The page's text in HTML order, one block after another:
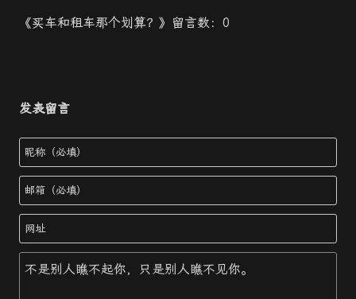
導
《买车和租车那个划算？》留言数：0
发表留言